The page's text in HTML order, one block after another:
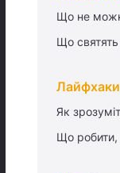
Що не
Що
Лайфхаки
Як
Що